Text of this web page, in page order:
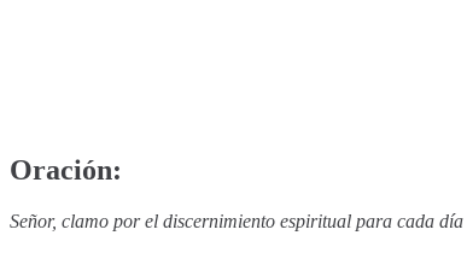
Oración:
Señor, clamo por el discernimiento espiritual para cada